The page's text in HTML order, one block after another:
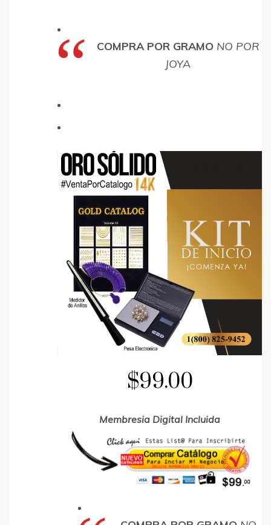
COMPRA POR GRAMO NO POR
JOYA
$99.00
Membresia Digital Incluida